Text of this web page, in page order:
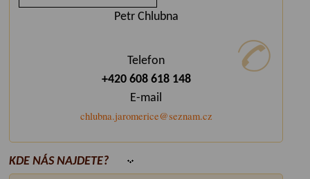
Petr Chlubna
Telefon
+420 608 618 148
E-mail
chlubna.jaromerice@seznam.cz
KDE NÁS NAJDETE?